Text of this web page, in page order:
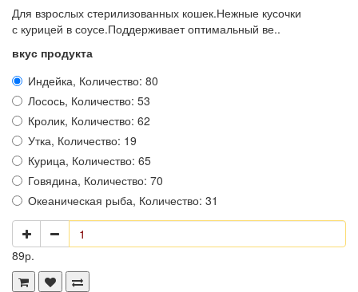
Для взрослых стерилизованных кошек.Нежные кусочки
с курицей в соусе.Поддерживает оптимальный ве..
вкус продукта
Индейка, Количество: 80
Лосось, Количество: 53
Кролик, Количество: 62
Утка, Количество: 19
Курица, Количество: 65
Говядина, Количество: 70
Океаническая рыба, Количество: 31
89р.